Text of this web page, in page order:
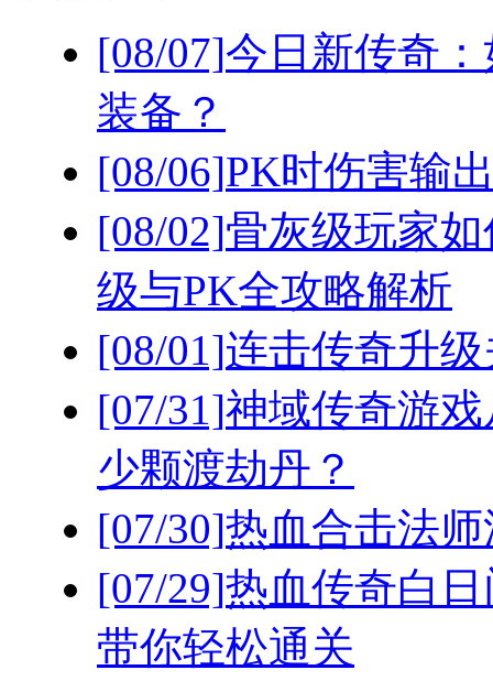
[08/07]今日新传奇
装备？
[08/06]PK时伤害输
[08/02]骨灰级玩家
级与PK全攻略解析
[08/01]连击传奇升
[07/31]神域传奇游
少颗渡劫丹？
[07/30]热血合击法
[07/29]热血传奇白
带你轻松通关